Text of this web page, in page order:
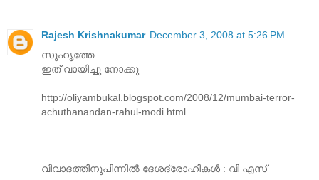
Rajesh Krishnakumar December 3, 2008 at 5:26 PM
സുഹൃത്തേ
ഇത് വായിച്ചു നോക്കു
http://oliyambukal.blogspot.com/2008/12/mumbai-terror-
achuthanandan-rahul-modi.html
വിവാദത്തിനുപിന്നില്‍ ദേശദ്രോഹികള്‍ : വി എസ്